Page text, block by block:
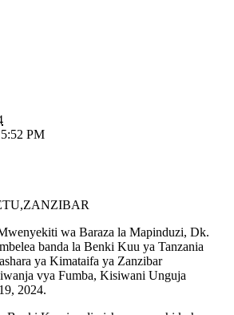
PM
wa Baraza la Mapinduzi, Dk.
banda la Benki Kuu ya Tanzania
ya Kimataifa ya Zanzibar
vya Fumba, Kisiwani Unguja
2024.